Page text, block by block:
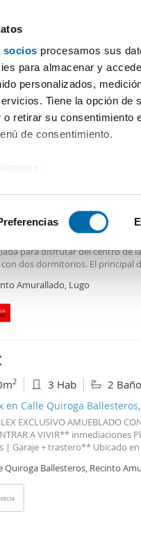
socios procesamos sus
para almacenar y
personalizados,
Tiene la opción de
retirar su consentimiento
de consentimiento.
analizándolo
cómo se procesan
. Puede cambiar
se usan para
el tráfico. Además,
de redes sociales,
que les haya
pisos Ronda De La Muralla Lugo
2
piso garaje Recinto
para disfrutar del centro de
dos dormitorios. El principal
práctica como dormitorio
Amurallado, Lugo
2 3 Hab 2
en Calle Quiroga
EXCLUSIVO AMUEBLADO
A VIVIR** inmediaciones
| Garaje + trastero** Ubicado
listo para entrar a vivir. ?
Quiroga Ballesteros, Recinto